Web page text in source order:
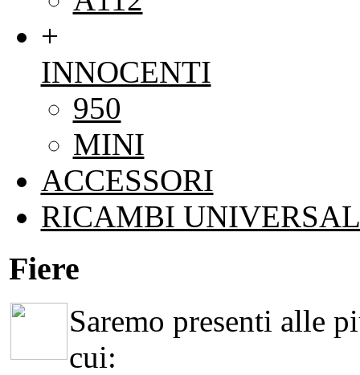
+
INNOCENTI
950
MINI
ACCESSORI
RICAMBI
Fiere
Saremo presenti alle
cui: